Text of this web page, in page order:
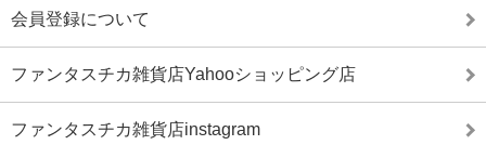
会員登録について
ファンタスチカ雑貨店Yahooショッピング店
ファンタスチカ雑貨店instagram